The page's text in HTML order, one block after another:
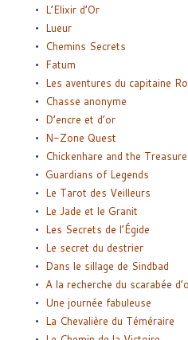
L’Elixir d’Or
Lueur
Chemins Secrets
Fatum
Les aventures du capitaine
Chasse anonyme
D’encre et d’or
N-Zone Quest
Chickenhare and the
Guardians of Legends
Le Tarot des Veilleurs
Le Jade et le Granit
Les Secrets de l’Égide
Le secret du destrier
Dans le sillage de Sindbad
A la recherche du scarabée
Une journée fabuleuse
La Chevalière du Téméraire